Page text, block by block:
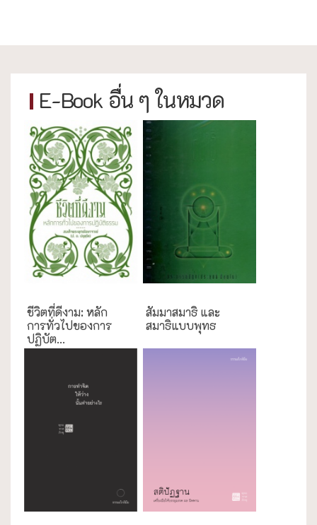
E-Book อื่น ๆ ในหมวด
ชีวิตที่ดีงาม: หลัก
การทั่วไปของการ
ปฏิบัต...
สัมมาสมาธิ และ
สมาธิแบบพุทธ